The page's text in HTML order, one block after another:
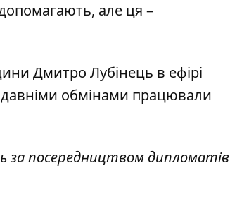
але ця –
Дмитро Лубінець в ефірі
обмінами працювали
за посередництвом дипломатів